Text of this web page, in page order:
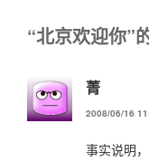
“北京欢迎你”
菁
2008/06/16
事实说明